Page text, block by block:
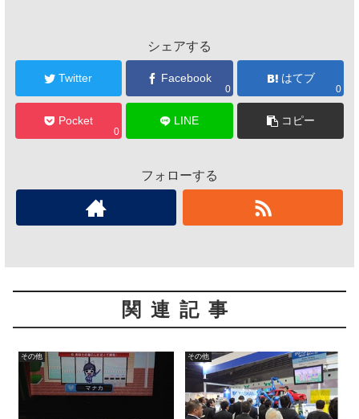
シェアする
Twitter Facebook
0
はてブ
0
Pocket
0
LINE コピー
フォローする
関連記事
その他 その他